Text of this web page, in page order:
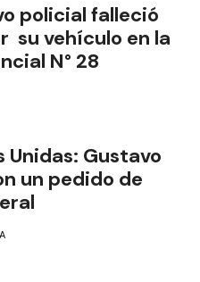
policial falleció
su vehículo en la
N° 28
Unidas: Gustavo
un pedido de